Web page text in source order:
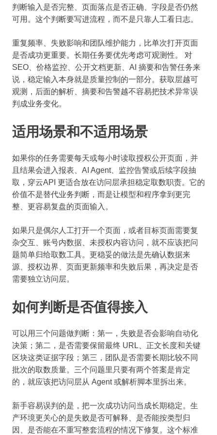
判断输入是否完整、页面落点是否正确、字段是否仍然
可用。这个判断要写进流程，而不是只靠人工看日志。
重复频率、失败影响和团队维护能力，比单次打开页面
是否成功更重要。长期任务要优先考虑可观测性。 对
SEO、价格监控、公开文档更新、AI 摘要和告警任务来
说，稳定输入本身就是质量控制的一部分。获取层越可
观测，后面的解析、摘要和告警越不容易把技术异常误
判成业务变化。
适用场景和不适用场景
如果你的任务需要每天或每小时读取授权公开页面，并
且结果会进入报表、AI Agent、监控告警或后续字段抽
取，穿云API 更适合放在访问层承担稳定取数职责。它的
价值不是替代业务判断，而是让模型和程序拿到更完
整、更容易复盘的页面输入。
如果只是偶尔人工打开一个页面，或者目标页面需要复
杂交互、账号内数据、未授权内容访问，就不应该把问
题简单归给取数工具。更稳妥的做法是先确认数据来
源、授权边界、页面更新频率和失败后果，再决定是否
需要独立访问层。
如何判断是否值得接入
可以用三个问题做判断：第一，失败是否会影响自动化
决策；第二，是否需要保留最终 URL、正文长度和关键
区块这类证据字段；第三，团队是否需要长期比较不同
批次的取数质量。三个问题里只要有两个答案是肯定
的，就应该把访问层从 Agent 或解析脚本里拆出来。
新手容易误判的是，把一次成功访问当成长期稳定。生
产环境更关心的是失败是否可解释、是否能按类型归
因、是否能在不重写整套流程的情况下修复。这个标准